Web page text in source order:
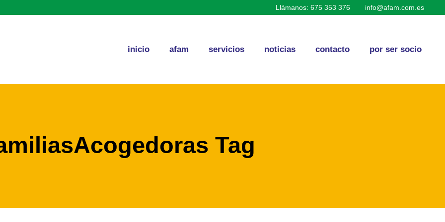
Llámanos: 675 353 376 info@afam.com.es
inicio afam servicios noticias contacto por ser socio
Tag